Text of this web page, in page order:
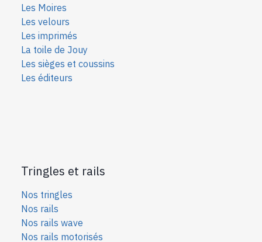
Les Moires
Les velours
Les imprimés
La toile de Jouy
Les sièges et coussins
Les éditeurs
Tringles et rails
Nos tringles
Nos rails
Nos rails wave
Nos rails motorisés